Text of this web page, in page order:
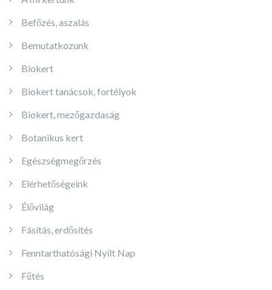
Befőzés, aszalás
Bemutatkozunk
Biokert
Biokert tanácsok, fortélyok
Biokert, mezőgazdaság
Botanikus kert
Egészségmegőrzés
Elérhetőségeink
Élővilág
Fásítás, erdősítés
Fenntarthatósági Nyílt Nap
Fűtés